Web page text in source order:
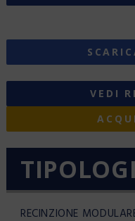
VEDI
RECINZIONE